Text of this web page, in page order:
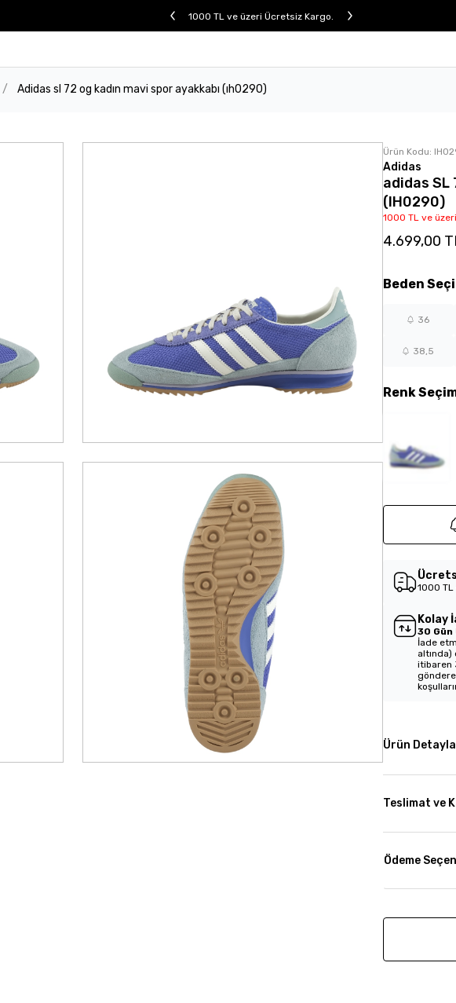
1000 TL ve üzeri Ücretsiz Kargo.
/ Adidas sl 72 og kadın mavi spor ayakkabı (ıh0290)
Ürün Kodu:
Adidas
adidas SL
(IH0290)
1000 TL ve
4.699,00
Renk
Beden
36
38,5
1000
Kolay
30
İade
altında)
itibaren
Ürün
Teslimat ve
Ödeme